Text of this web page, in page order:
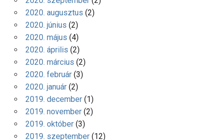
2020. augusztus (2)
2020. június (2)
2020. május (4)
2020. április (2)
2020. március (2)
2020. február(3)
2020. január(2)
2019. december(1)
2019. november(2)
2019. október(3)
2019. szeptember(12)